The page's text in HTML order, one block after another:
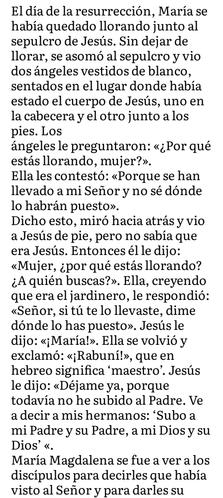
El día de la resurrección, María se
había quedado llorando junto al
sepulcro de Jesús. Sin dejar de
llorar, se asomó al sepulcro y vio
dos ángeles vestidos de blanco,
sentados en el lugar donde había
estado el cuerpo de Jesús, uno en
la cabecera y el otro junto a los
pies. Los
ángeles le preguntaron: «¿Por qué
estás llorando, mujer?».
Ella les contestó: «Porque se han
llevado a mi Señor y no sé dónde
lo habrán puesto».
Dicho esto, miró hacia atrás y vio
a Jesús de pie, pero no sabía que
era Jesús. Entonces él le dijo:
«Mujer, ¿por qué estás llorando?
¿A quién buscas?». Ella, creyendo
que era el jardinero, le respondió:
«Señor, si tú te lo llevaste, dime
dónde lo has puesto». Jesús le
dijo: «¡María!». Ella se volvió y
exclamó: «¡Rabuní!», que en
hebreo significa ‘maestro’. Jesús
le dijo: «Déjame ya, porque
todavía no he subido al Padre. Ve
a decir a mis hermanos: ‘Subo a
mi Padre y su Padre, a mi Dios y su
Dios’ «.
María Magdalena se fue a ver a los
discípulos para decirles que había
visto al Señor y para darles su